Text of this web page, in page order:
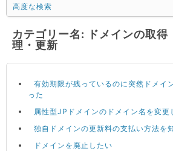
高度な検索
カテゴリー名: ドメインの取得
理・更新
有効期限が残っているのに突然ドメイ
った
属性型JPドメインのドメイン名を変更
独自ドメインの更新料の支払い方法を
ドメインを廃止したい